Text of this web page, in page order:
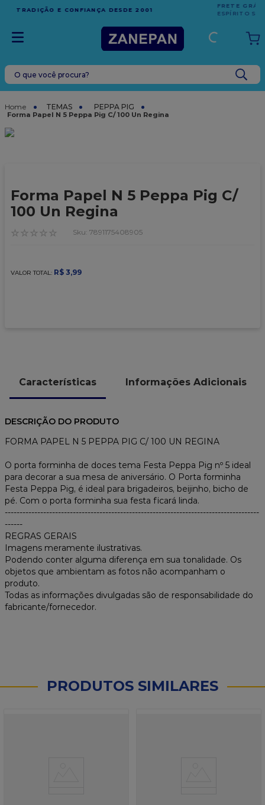
FRETE GRÁTIS
EM COMPRAS ACIMA DE R$1.000,00 PARA O
ESPÍRITO SANTO
O que você procura?
TEMAS PEPPA PIG
Forma Papel N 5 Peppa Pig C/ 100 Un Regina
Forma Papel N 5 Peppa Pig C/
100 Un Regina
☆ ☆ ☆ ☆ ☆ : 7891175408905
VALOR TOTAL: R$ 3,99
Características Informações Adicionais
DESCRIÇÃO DO PRODUTO
FORMA PAPEL N 5 PEPPA PIG C/ 100 UN REGINA
O porta forminha de doces tema Festa Peppa Pig nº 5 ideal
para decorar a sua mesa de aniversário. O Porta forminha
Festa Peppa Pig, é ideal para brigadeiros, beijinho, bicho de
pé. Com o porta forminha sua festa ficará linda.
--------------------------------------------------------------------------------------
------
REGRAS GERAIS
Imagens meramente ilustrativas.
Podendo conter alguma diferença em sua tonalidade. Os
objetos que ambientam as fotos não acompanham o
produto.
Todas as informações divulgadas são de responsabilidade do
fabricante/fornecedor.
PRODUTOS SIMILARES
TERMOS MAIS BUSCADOS
leite condensado
6º
granulado
caixa kraft